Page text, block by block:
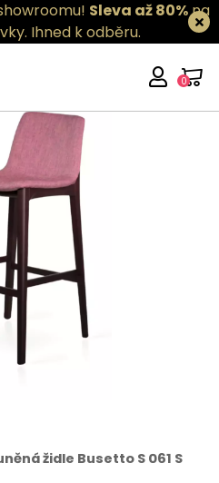
Sleva až 80%na
Ihned k odběru.
0
židle Busetto S 061 S